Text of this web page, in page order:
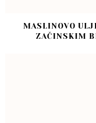
MASLINOVO
ZAČINSKIM